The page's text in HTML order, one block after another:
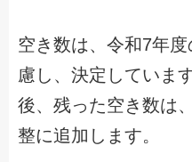
空き数は、令和7年
慮し、決定していま
後、残った空き数は
整に追加します。